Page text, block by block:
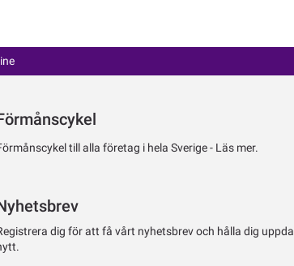
till alla företag i hela Sverige - Läs mer.
dig för att få vårt nyhetsbrev och hålla dig